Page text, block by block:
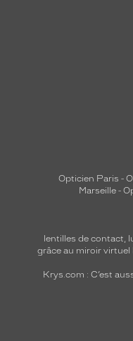
Opticien Paris -
Marseille -
lentilles de contact,
grâce au miroir virtuel
Krys.com : C’est